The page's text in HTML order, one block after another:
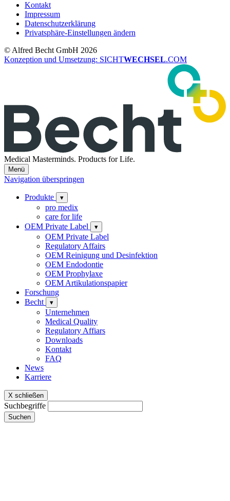
Kontakt
Impressum
Datenschutzerklärung
Privatsphäre-Einstellungen ändern
© Alfred Becht GmbH 2026
Konzeption und Umsetzung: SICHTWECHSEL.COM
Medical Masterminds. Products for Life.
Menü
Navigation überspringen
Produkte ▾
pro medix
care for life
OEM Private Label
▾
OEM Private Label
Regulatory Affairs
OEM Reinigung und Desinfektion
OEM Endodontie
OEM Prophylaxe
OEM Artikulationspapier
Forschung
Becht
▾
Unternehmen
Medical Quality
Regulatory Affiars
Downloads
Kontakt
FAQ
News
Karriere
X schließen
Suchbegriffe
Suchen